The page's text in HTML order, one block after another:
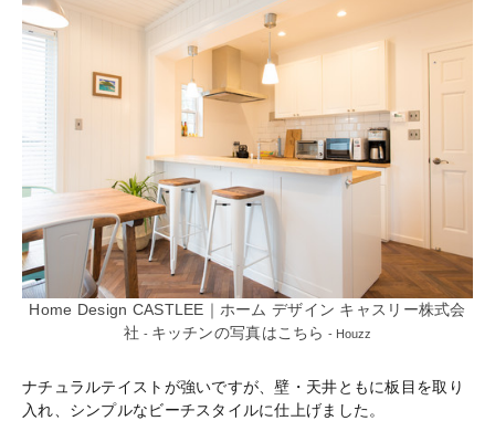
Home Design CASTLEE｜ホーム デザイン キャスリー株式会
社 - キッチンの写真はこちら - Houzz
ナチュラルテイストが強いですが、壁・天井ともに板目を取り
入れ、シンプルなビーチスタイルに仕上げました。